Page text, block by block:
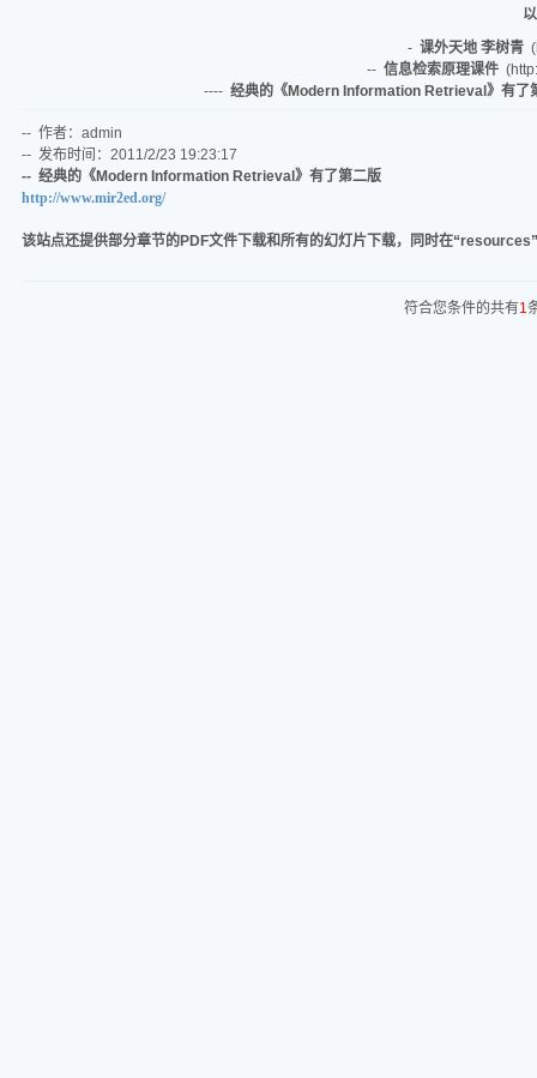
- 课外天地 李树青
-- 信息检索原理课件
---- 经典的《Modern Information Retrieval》有了
-- 作者：admin
-- 发布时间：2011/2/23 19:23:17
-- 经典的《Modern Information Retrieval》有了第二版
http://www.mir2ed.org/
该站点还提供部分章节的PDF文件下载和所有的幻灯片下载，同时在
符合您条件的共有1